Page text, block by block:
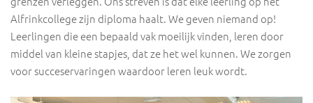
Alfrinkcollege zijn diploma haalt. We geven niemand op!
Leerlingen die een bepaald vak moeilijk vinden, leren door
middel van kleine stapjes, dat ze het wel kunnen. We zorgen
voor succeservaringen waardoor leren leuk wordt.